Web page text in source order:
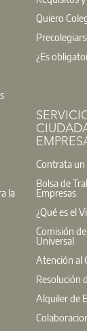
de los
general.
Quiero
¿Es
la
Contrata
Bolsa de
Empresas
¿Qué es el
Comisión
Universal
Atención al
Resolución
Alquiler de